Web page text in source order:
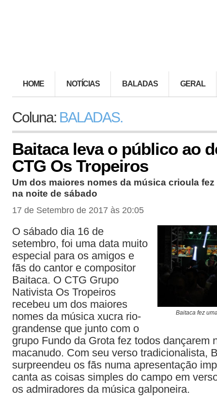
HOME NOTÍCIAS BALADAS GERAL
Coluna: BALADAS.
Baitaca leva o público ao
CTG Os Tropeiros
Um dos maiores nomes da música crioula
na noite de sábado
17 de Setembro de 2017 às 20:05
Baitaca fez
O sábado dia 16 de
setembro, foi uma data muito
especial para os amigos e
fãs do cantor e compositor
Baitaca. O CTG Grupo
Nativista Os Tropeiros
recebeu um dos maiores
nomes da música xucra rio-
grandense que junto com o
grupo Fundo da Grota fez todos dançarem
macanudo. Com seu verso tradicionalista,
surpreendeu os fãs numa apresentação
canta as coisas simples do campo em
os admiradores da música galponeira.